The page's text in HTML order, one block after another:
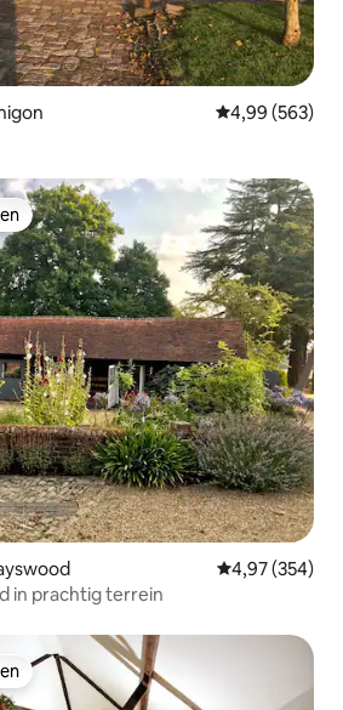
Gemiddelde
4,99 (563)
Gemiddelde
4,97 (354)
in prachtig terrein